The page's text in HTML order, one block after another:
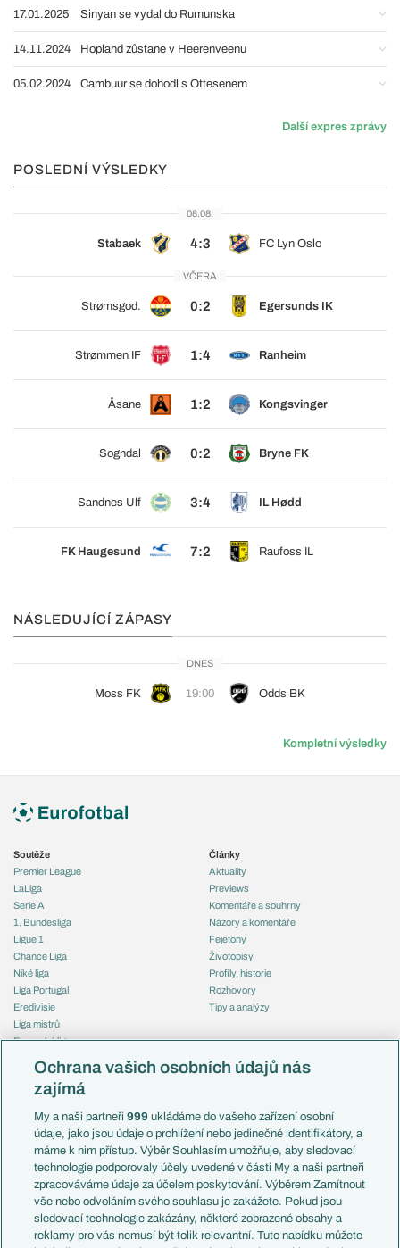
17.01.2025 Sinyan se vydal do Rumunska
14.11.2024 Hopland zůstane v Heerenveenu
05.02.2024 Cambuur se dohodl s Ottesenem
Další expres zprávy
POSLEDNÍ VÝSLEDKY
08.08.
Stabaek 4:3 FC Lyn Oslo
VČERA
Strømsgod. 0:2 Egersunds IK
Strømmen IF 1:4 Ranheim
Åsane 1:2 Kongsvinger
Sogndal 0:2 Bryne FK
Sandnes Ulf 3:4 IL Hødd
FK Haugesund 7:2 Raufoss IL
NÁSLEDUJÍCÍ ZÁPASY
DNES
Moss FK 19:00 Odds BK
Kompletní výsledky
Soutěže
Premier League
LaLiga
Serie A
1. Bundesliga
Ligue 1
Chance Liga
Niké liga
Liga Portugal
Eredivisie
Liga mistrů
Evropská liga
Mistrovství světa
Liga národů
Témata
Představení týmů MS
EuroSkauting
PL v kostce
Evropské koeficienty
Přestupy
Přestupové spekulace
Články
Aktuality
Previews
Komentáře a souhrny
Názory a komentáře
Fejetony
Životopisy
Profily, historie
Rozhovory
Tipy a analýzy
Česko
Francie
Itálie
Německo
Španělsko
Argentina
Brazílie
Přestupy
Ochrana vašich osobních údajů nás
zajímá
My a naši partneři999 ukládáme do vašeho zařízení osobní
údaje, jako jsou údaje o prohlížení nebo jedinečné identifikátory, a
máme k nim přístup. Výběr Souhlasím umožňuje, aby sledovací
technologie podporovaly účely uvedené v části My a naši partneři
zpracováváme údaje za účelem poskytování. Výběrem Zamítnout
vše nebo odvoláním svého souhlasu je zakážete. Pokud jsou
sledovací technologie zakázány, některé zobrazené obsahy a
reklamy pro vás nemusí být tolik relevantní. Tuto nabídku můžete